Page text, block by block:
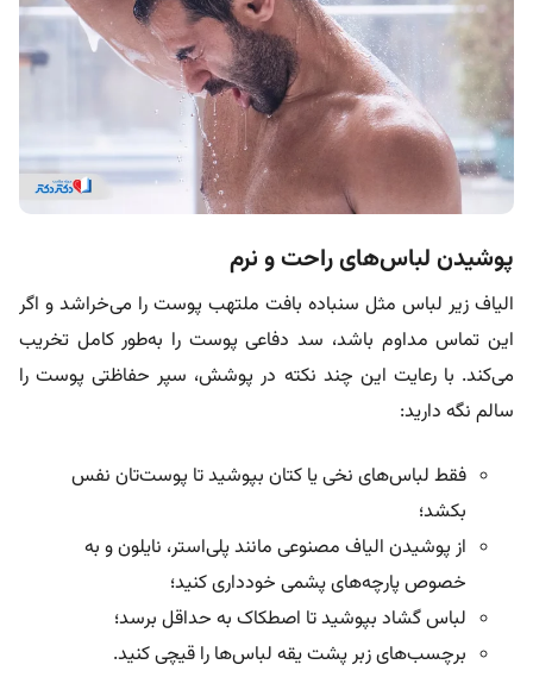
پوشیدن لباس‌های راحت و نرم
الیاف زیر لباس مثل سنباده بافت ملتهب پوست را می‌خراشد و اگر
این تماس مداوم باشد، سد دفاعی پوست را به‌طور کامل تخریب
می‌کند. با رعایت این چند نکته در پوشش، سپر حفاظتی پوست را
سالم نگه دارید:
فقط لباس‌های نخی یا کتان بپوشید تا پوست‌تان نفس
بکشد؛
از پوشیدن الیاف مصنوعی مانند پلی‌استر، نایلون و به
خصوص پارچه‌های پشمی خودداری کنید؛
لباس‌ گشاد بپوشید تا اصطکاک به حداقل برسد؛
برچسب‌های زبر پشت یقه لباس‌ها را قیچی کنید.